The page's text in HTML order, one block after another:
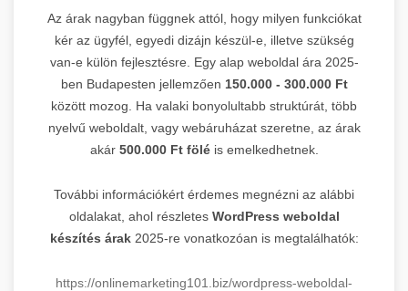
Az árak nagyban függnek attól, hogy milyen funkciókat
kér az ügyfél, egyedi dizájn készül-e, illetve szükség
van-e külön fejlesztésre. Egy alap weboldal ára 2025-
ben Budapesten jellemzően 150.000 - 300.000 Ft
között mozog. Ha valaki bonyolultabb struktúrát, több
nyelvű weboldalt, vagy webáruházat szeretne, az árak
akár 500.000 Ft föléis emelkedhetnek.
További információkért érdemes megnézni az alábbi
oldalakat, ahol részletes WordPress weboldal
készítés árak2025-re vonatkozóan is megtalálhatók:
https://onlinemarketing101.biz/wordpress-weboldal-